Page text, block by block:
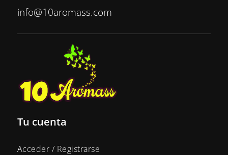
info@10aromass.com
Tu cuenta
Acceder / Registrarse